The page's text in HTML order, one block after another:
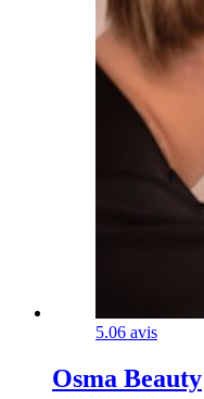
5.06 avis
Osma Beauty